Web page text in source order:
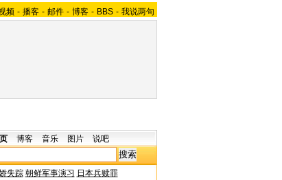
频 - 播客 - 邮件 - 博客 - BBS - 我说两句
博客 音乐 图片 说吧
失踪 朝鲜军事演习 日本兵赎罪